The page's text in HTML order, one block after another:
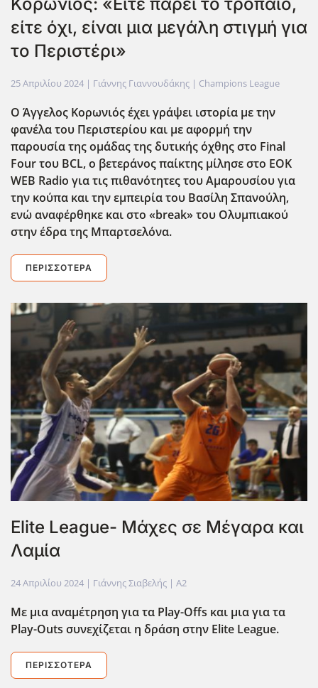
είτε όχι, είναι μια μεγάλη στιγμή για
το Περιστέρι»
25 Απριλίου 2024 | Γιάννης Γιαννουδάκης | Champions League
Ο Άγγελος Κορωνιός έχει γράψει ιστορία με την
φανέλα του Περιστερίου και με αφορμή την
παρουσία της ομάδας της δυτικής όχθης στο Final
Fourτου BCL, ο βετεράνος παίκτης μίλησε στο EOK
WEB Radio για τις πιθανότητες του Αμαρουσίου για
την κούπα και την εμπειρία του Βασίλη Σπανούλη,
ενώ αναφέρθηκε και στο «break» του Ολυμπιακού
στην έδρα της Μπαρτσελόνα.
ΠΕΡΙΣΣΌΤΕΡΑ
Elite League- Μάχες σε Μέγαρα και
Λαμία
24 Απριλίου 2024 | Γιάννης Σιαβελής | A2
Με μια αναμέτρηση για τα Play-Offs και μια για τα
Play-Outs συνεχίζεται η δράση στην Elite League.
ΠΕΡΙΣΣΌΤΕΡΑ